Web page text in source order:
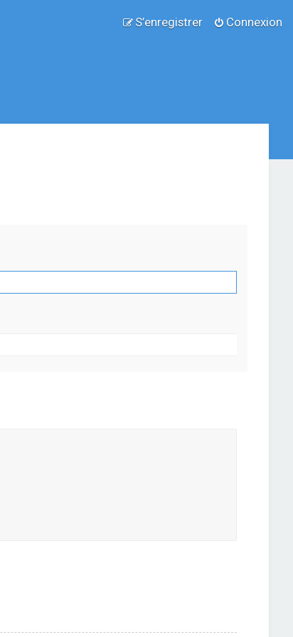
Connexion
S’enregistrer